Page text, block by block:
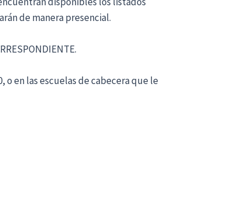
de manera presencial.
o en las escuelas de cabecera que le